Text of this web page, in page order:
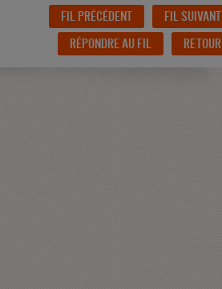
FIL PRÉCÉDENT
FIL SUIVANT
RÉPONDRE AU FIL
RETOUR